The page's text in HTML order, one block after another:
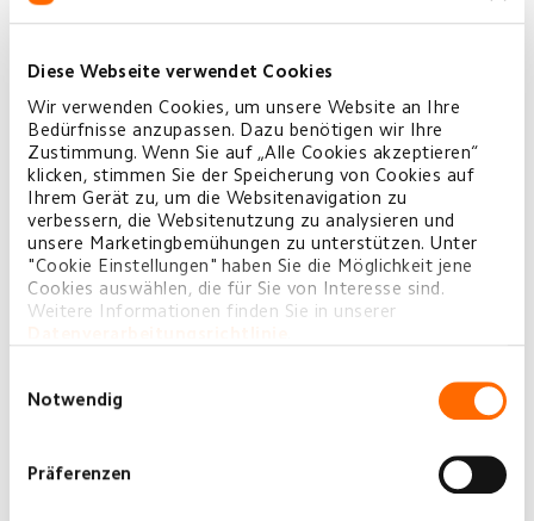
Diese Webseite verwendet Cookies
Wir verwenden Cookies, um unsere Website an Ihre
Bedürfnisse anzupassen. Dazu benötigen wir Ihre
Zustimmung. Wenn Sie auf „Alle Cookies akzeptieren“
klicken, stimmen Sie der Speicherung von Cookies auf
Ihrem Gerät zu, um die Websitenavigation zu
verbessern, die Websitenutzung zu analysieren und
unsere Marketingbemühungen zu unterstützen. Unter
"Cookie Einstellungen" haben Sie die Möglichkeit jene
Cookies auswählen, die für Sie von Interesse sind.
Weitere Informationen finden Sie in unserer
Notwendig
Präferenzen